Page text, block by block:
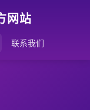
网站
联系我们